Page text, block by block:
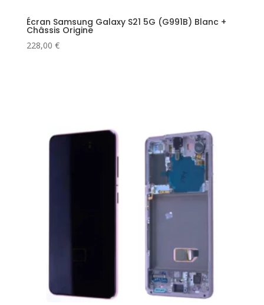
Écran Samsung Galaxy S21 5G (G991B) Blanc +
Châssis Origine
228,00 €